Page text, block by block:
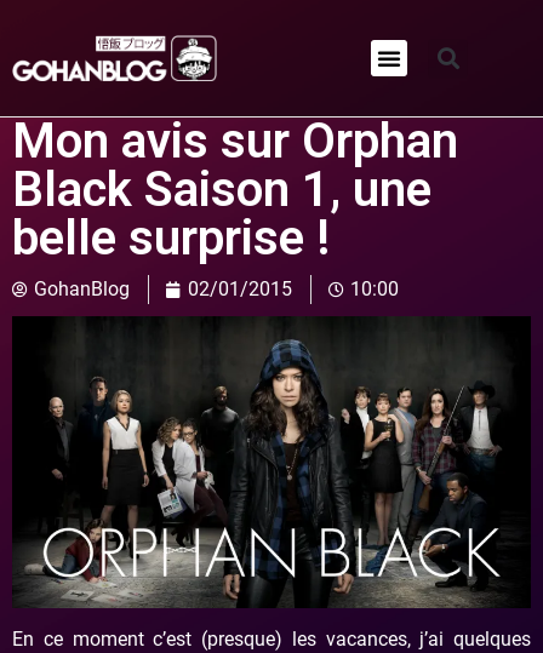
Mon avis sur Orphan
Black Saison 1, une
belle surprise !
GohanBlog 02/01/2015 10:00
En ce moment c’est (presque) les vacances, j’ai quelques